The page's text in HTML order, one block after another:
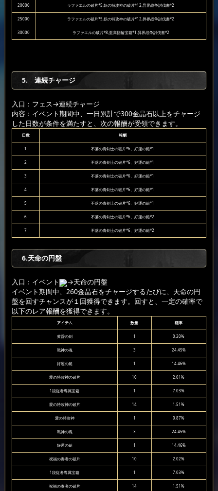
20000 ラファエルの破片*5,妖の特攻神の破片*12,异界战争討伐書*2
25000 ラファエルの破片*5,妖の特攻神の破片*12,异界战争討伐書*2
30000 ラファエルの破片*8,至高指輪宝箱*1,异界战争討伐書*2
5. 連続チャージ
入口：フェス→連続チャージ
内容：イベント期間中、一日累計で300金晶石以上をチャージ
した日数が条件を満たすと、次の報酬が受領できます。
日数 報酬
1 不落の青剣士の破片*6、好運の鎚*1
2 不落の青剣士の破片*6、好運の鎚*1
3 不落の青剣士の破片*6、好運の鎚*1
4 不落の青剣士の破片*6、好運の鎚*1
5 不落の青剣士の破片*6、好運の鎚*1
6 不落の青剣士の破片*6、好運の鎚*2
7 不落の青剣士の破片*6、好運の鎚*2
6.天命の円盤
入口：イベント
→天命の円盤
イベント期間中、260金晶石をチャージするたびに、天命の円
盤を回すチャンスが１回獲得できます。回すと、一定の確率で
以下のレア報酬を獲得できます。
アイテム 数量 確率
黄昏の剣 1 0.20%
戦神の魂 3 24.45%
好運の鎚 1 14.46%
愛の特攻神の破片 10 2.01%
1段従者専属宝箱 1 7.03%
愛の特攻神の破片 14 1.51%
愛の特攻神 1 0.87%
戦神の魂 3 24.45%
好運の鎚 1 14.46%
祝福の奏者の破片 10 2.02%
1段従者専属宝箱 1 7.03%
祝福の奏者の破片 14 1.51%